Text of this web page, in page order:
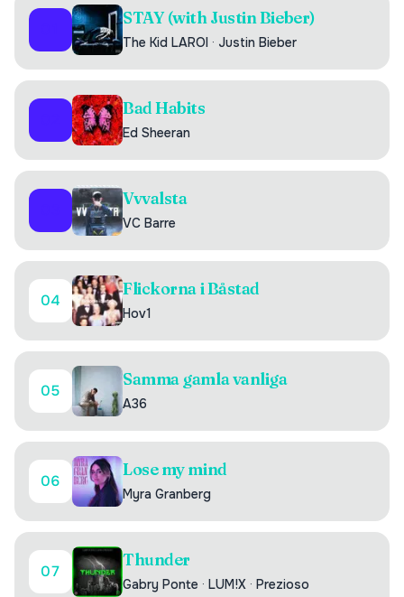
STAY (with Justin Bieber)
The Kid LAROI · Justin Bieber
Bad Habits
Ed Sheeran
Vvvalsta
VC Barre
04
Flickorna i Båstad
Hov1
05
Samma gamla vanliga
A36
06
Lose my mind
Myra Granberg
07
Thunder
Gabry Ponte · LUM!X · Prezioso